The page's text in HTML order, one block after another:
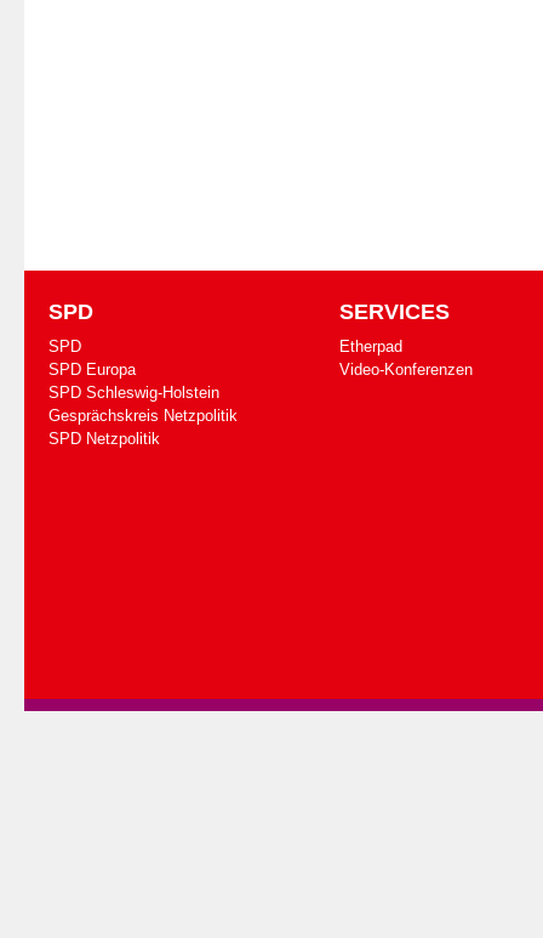
SPD
SPD
SPD Europa
SPD Schleswig-Holstein
Gesprächskreis Netzpolitik
SPD Netzpolitik
SERVICES
Etherpad
Video-Konferenzen